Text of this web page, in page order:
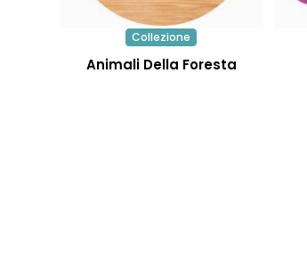
Collezione
Animali Della Foresta